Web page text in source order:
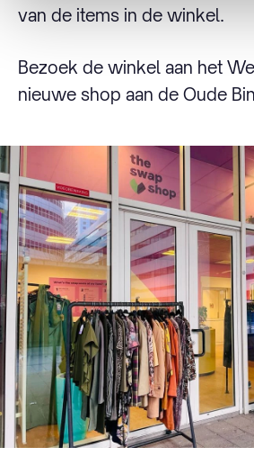
van de items in de winkel.
Bezoek de winkel aan het
nieuwe shop aan de Oude